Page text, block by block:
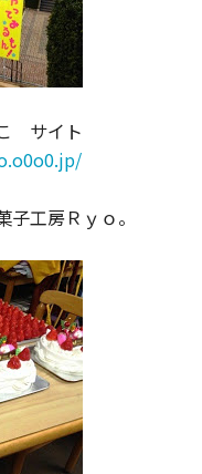
サイト
工房Ｒｙｏ。